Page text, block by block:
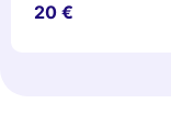
20 €